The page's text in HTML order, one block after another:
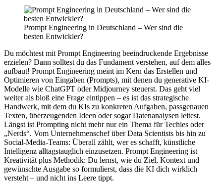
Prompt Engineering in Deutschland – Wer sind die
besten Entwickler?
Du möchtest mit Prompt Engineering beeindruckende Ergebnisse
erzielen? Dann solltest du das Fundament verstehen, auf dem alles
aufbaut! Prompt Engineering meint im Kern das Erstellen und
Optimieren von Eingaben (Prompts), mit denen du generative KI-
Modelle wie ChatGPT oder Midjourney steuerst. Das geht viel
weiter als bloß eine Frage eintippen – es ist das strategische
Handwerk, mit dem du KIs zu konkreten Aufgaben, passgenauen
Texten, überzeugenden Ideen oder sogar Datenanalysen leitest.
Längst ist Prompting nicht mehr nur ein Thema für Techies oder
„Nerds“. Vom Unternehmenschef über Data Scientists bis hin zu
Social-Media-Teams: Überall zählt, wer es schafft, künstliche
Intelligenz alltagstauglich einzusetzen. Prompt Engineering ist
Kreativität plus Methodik: Du lernst, wie du Ziel, Kontext und
gewünschte Ausgabe so formulierst, dass die KI dich wirklich
versteht – und nicht ins Leere tippt.